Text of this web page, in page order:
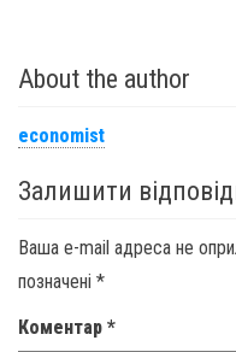
About the author
economist
Залишити
Ваша e-mail адреса не
позначені *
Коментар *